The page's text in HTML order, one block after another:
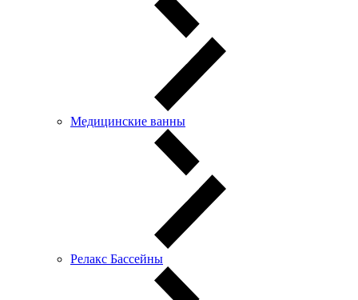
Медицинские ванны
Релакс Бассейны